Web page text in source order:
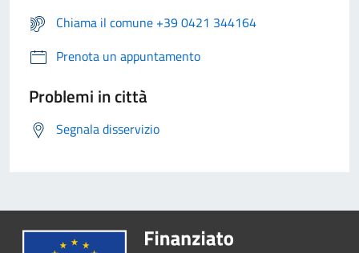
Chiama il comune +39 0421 344164
Prenota un appuntamento
Problemi in città
Segnala disservizio